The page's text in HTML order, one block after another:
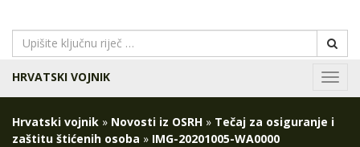
HRVATSKI VOJNIK
Hrvatski vojnik » Novosti iz OSRH » Tečaj za osiguranje i
zaštitu štićenih osoba » IMG-20201005-WA0000